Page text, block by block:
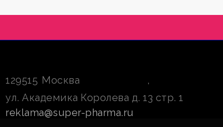
129515 Москва
,
ул. Академика Королева д. 13 стр. 1
reklama@super-pharma.ru